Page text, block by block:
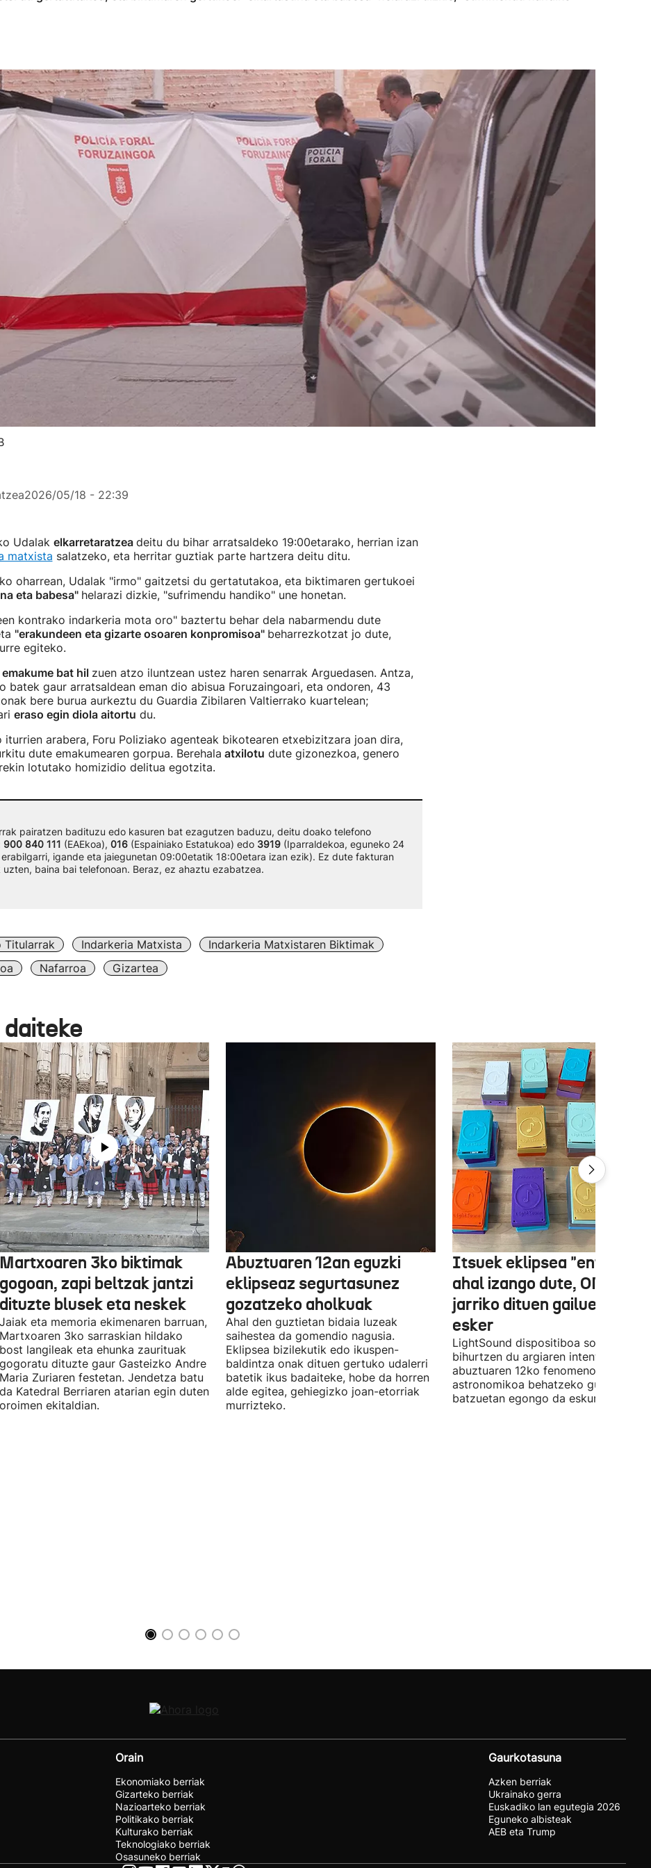
2026/05/18 - 22:39
Udalak elkarretaratzea deitu du bihar arratsaldeko 19:00etarako, herrian izan
matxista salatzeko, eta herritar guztiak parte hartzera deitu ditu.
oharrean, Udalak "irmo" gaitzetsi du gertatutakoa, eta biktimaren gertukoei
eta babesa" helarazi dizkie, "sufrimendu handiko" une honetan.
kontrako indarkeria mota oro" baztertu behar dela nabarmendu dute
"erakundeen eta gizarte osoaren konpromisoa" beharrezkotzat jo dute,
egiteko.
emakume bat hil zuen atzo iluntzean ustez haren senarrak Arguedasen. Antza,
batek gaur arratsaldean eman dio abisua Foruzaingoari, eta ondoren, 43
bere burua aurkeztu du Guardia Zibilaren Valtierrako kuartelean;
eraso egin diola aitortu du.
iturrien arabera, Foru Poliziako agenteak bikotearen etxebizitzara joan dira,
dute emakumearen gorpua. Berehala atxilotu dute gizonezkoa, genero
lotutako homizidio delitua egotzita.
pairatzen badituzu edo kasuren bat ezagutzen baduzu, deitu doako telefono
900 840 111 (EAEkoa), 016(Espainiako Estatukoa) edo 3919(Iparraldekoa, eguneko 24
igande eta jaiegunetan 09:00etatik 18:00etara izan ezik). Ez dute fakturan
uzten, baina bai telefonoan. Beraz, ez ahaztu ezabatzea.
Titularrak Indarkeria Matxista
Indarkeria Matxistaren Biktimak
Nafarroa Gizartea
Martxoaren 3ko biktimak
gogoan, zapi beltzak jantzi
dituzte blusek eta neskek
Jaiak eta memoria ekimenaren barruan,
Martxoaren 3ko sarraskian hildako
bost langileak eta ehunka zaurituak
gogoratu dituzte gaur Gasteizko Andre
Maria Zuriaren festetan. Jendetza batu
da Katedral Berriaren atarian egin duten
oroimen ekitaldian.
Abuztuaren 12an eguzki
eklipseaz segurtasunez
gozatzeko aholkuak
Ahal den guztietan bidaia luzeak
saihestea da gomendio nagusia.
Eklipsea bizilekutik edo ikuspen-
baldintza onak dituen gertuko udalerri
batetik ikus badaiteke, hobe da horren
alde egitea, gehiegizko joan-etorriak
murrizteko.
Itsuek eklipsea "entzun"
ahal izango dute, ONCEk
jarriko dituen gailue
esker
LightSound dispositiboa soinu
bihurtzen du argiaren intentsitatea,
abuztuaren 12ko fenomeno
astronomikoa behatzeko gune
batzuetan egongo da eskuragarri.
Orain
Ekonomiako berriak
Gizarteko berriak
Nazioarteko berriak
Politikako berriak
Kulturako berriak
Teknologiako berriak
Osasuneko berriak
Gaurkotasuna
Azken berriak
Ukrainako gerra
Euskadiko lan egutegia 2026
Eguneko albisteak
AEB eta Trump